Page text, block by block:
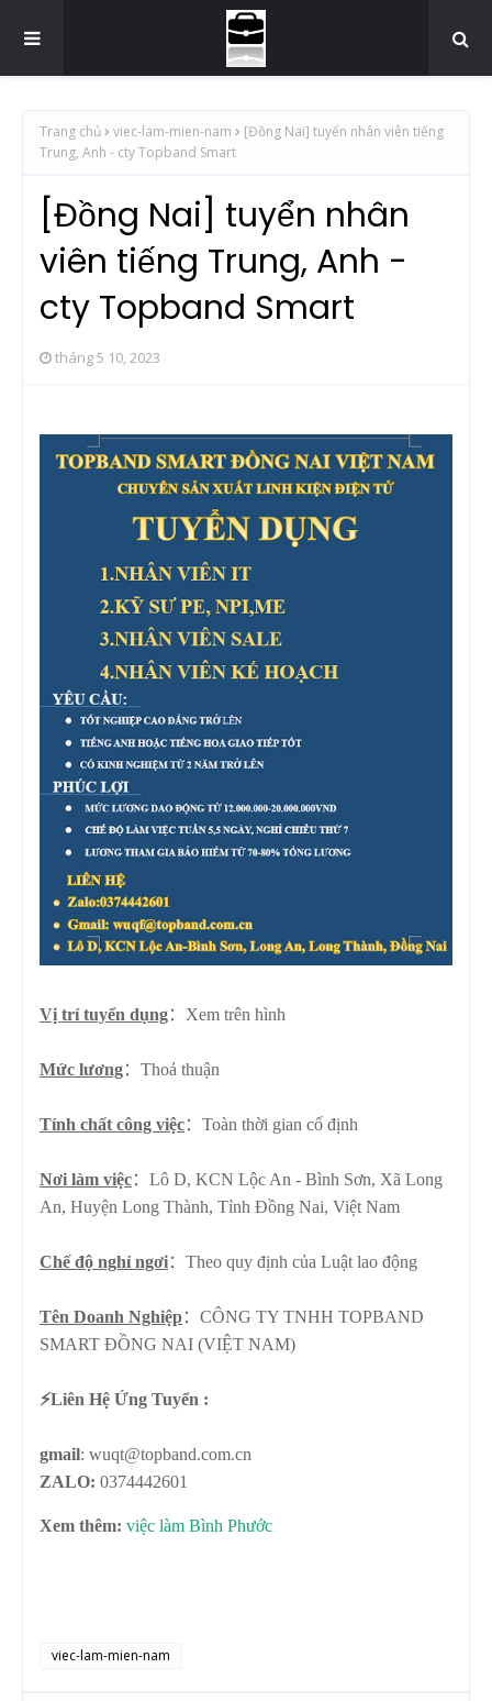
Trang chủ viec-lam-mien-nam
[Đồng Nai] tuyển nhân viên tiếng
Trung, Anh - cty Topband Smart
[Đồng Nai] tuyển nhân
viên tiếng Trung, Anh -
cty Topband Smart
tháng 5 10, 2023
Vị trí tuyển dụng：Xem trên hình
Mức lương：Thoả thuận
Tính chất công việc： Toàn thời gian cố định
Nơi làm việc：Lô D, KCN Lộc An - Bình Sơn, Xã Long
An, Huyện Long Thành, Tỉnh Đồng Nai, Việt Nam
Chế độ nghỉ ngơi： Theo quy định của Luật lao động
Tên Doanh Nghiệp：CÔNG TY TNHH TOPBAND
SMART ĐỒNG NAI (VIỆT NAM)
⚡️Liên Hệ Ứng Tuyển :
gmail: wuqt@topband.com.cn
ZALO: 0374442601
Xem thêm: việc làm Bình Phước
viec-lam-mien-nam